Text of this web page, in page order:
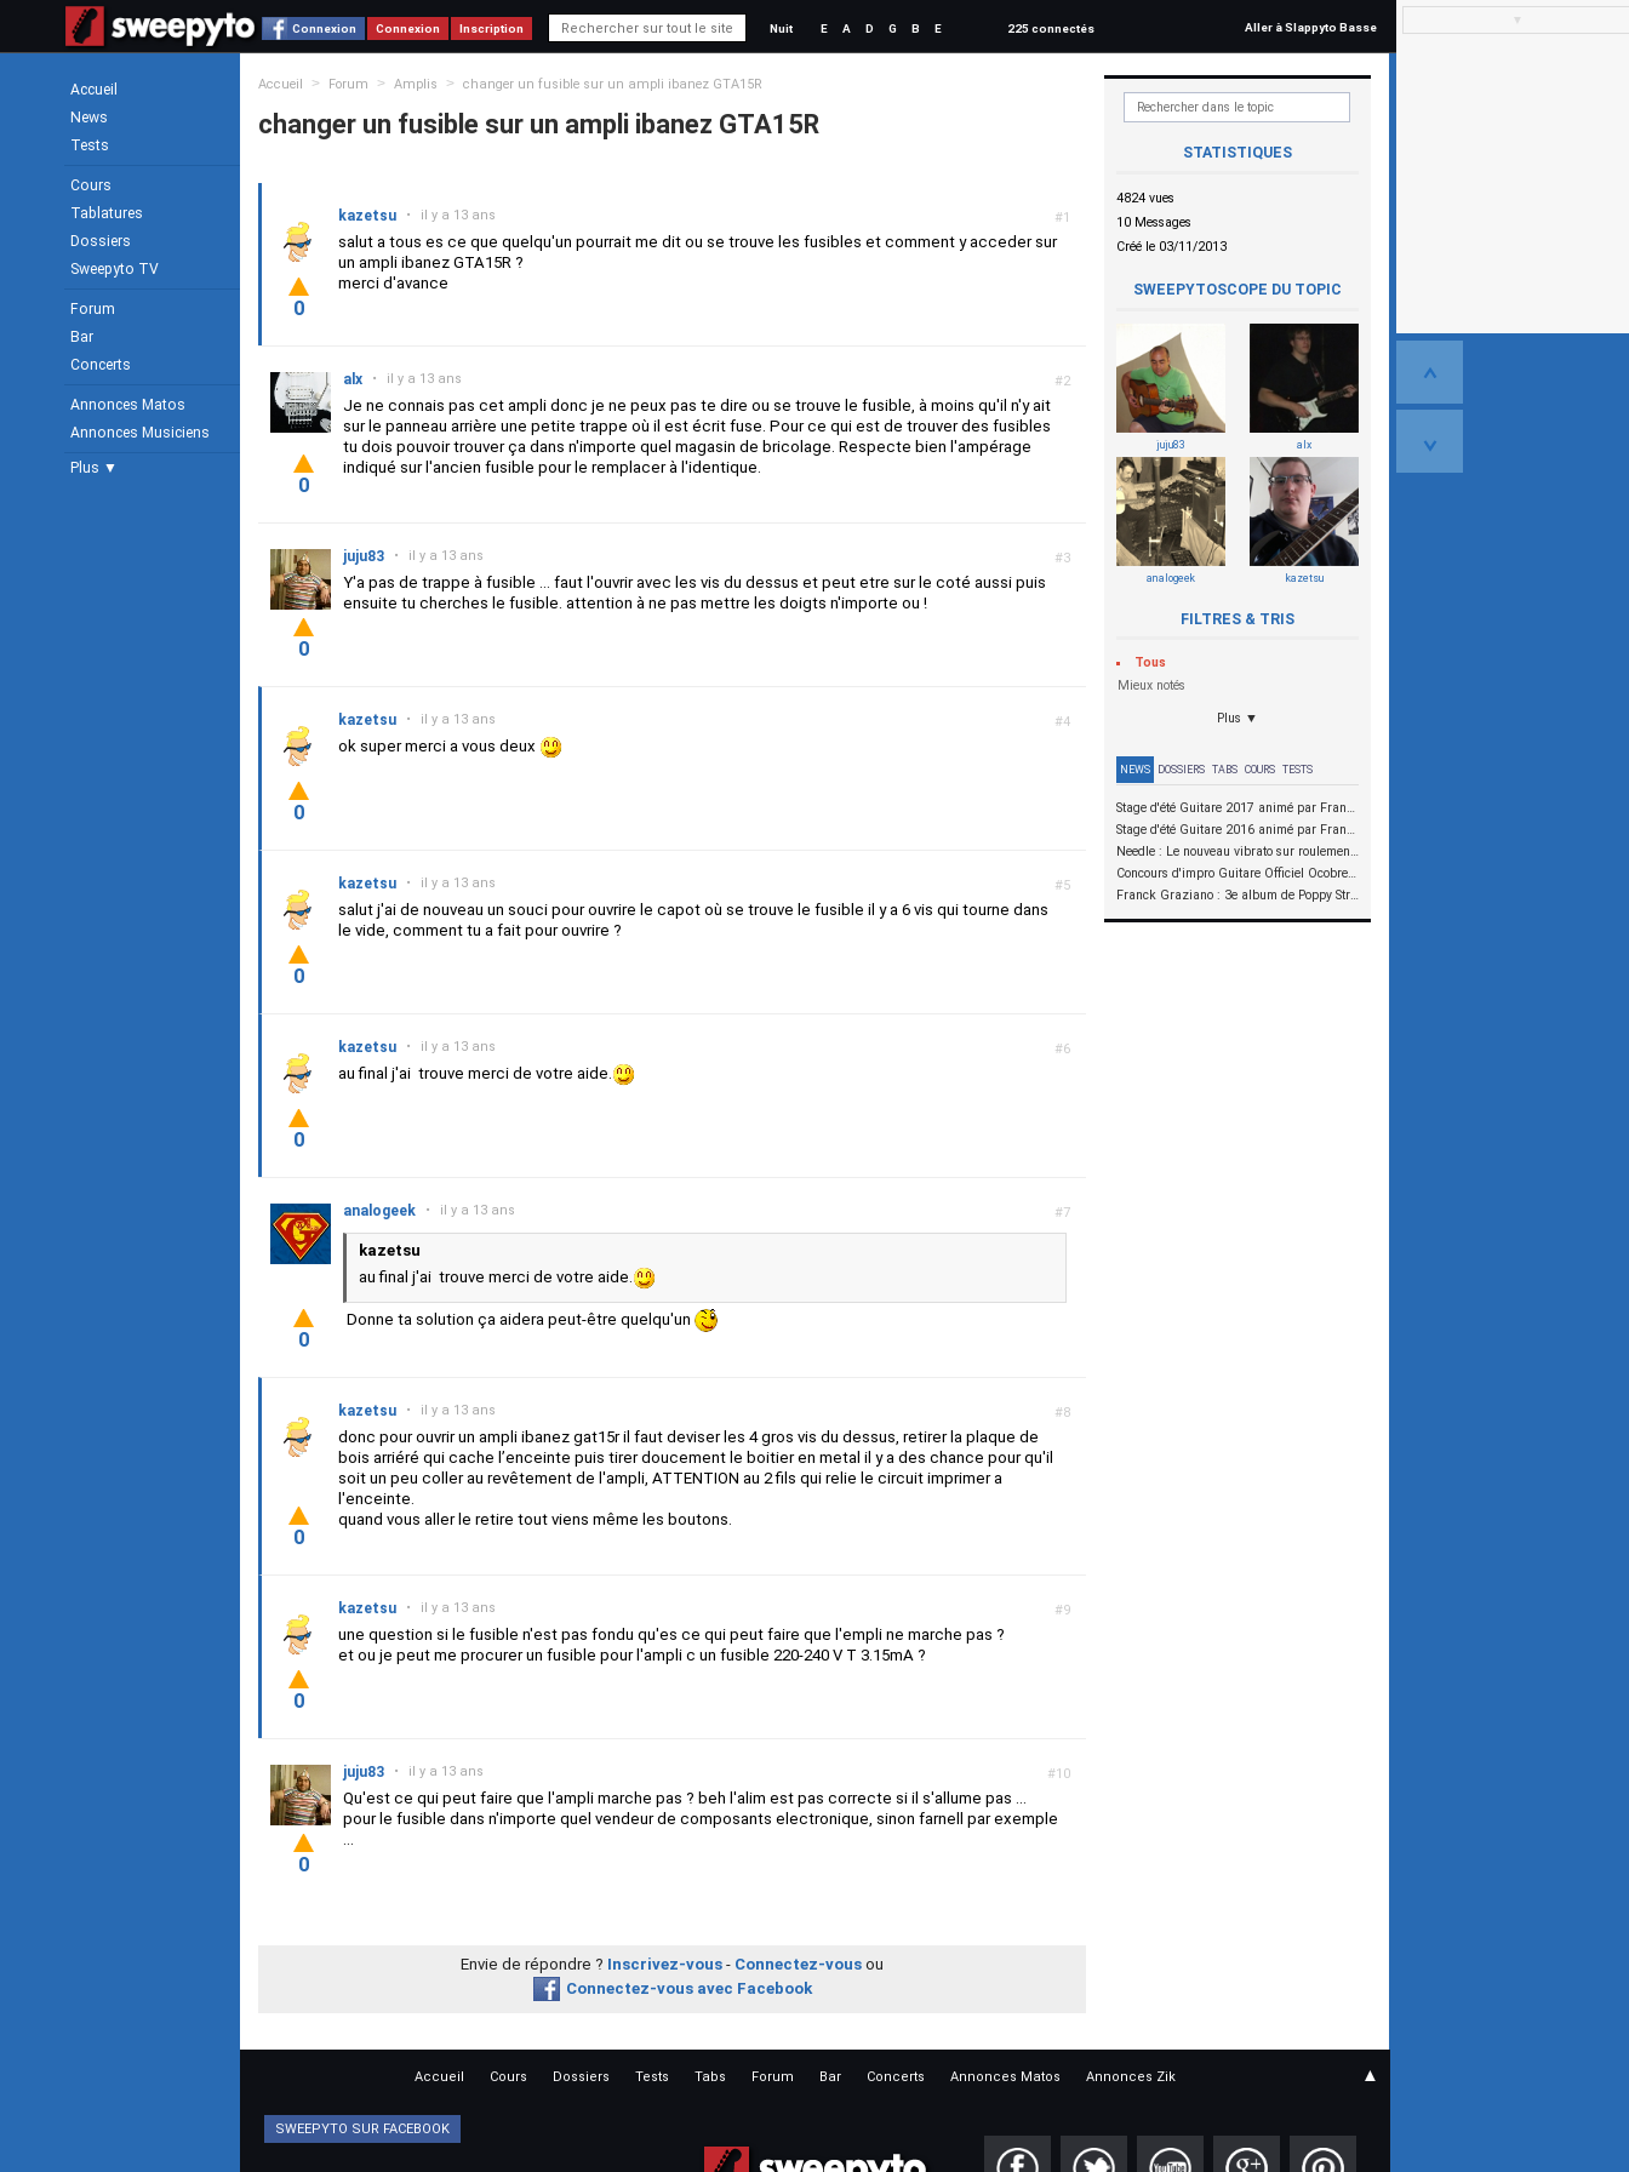
Connexion Connexion Inscription Nuit E A D G B E 225 connectés Aller à Slappyto Basse
Accueil
News
Tests
Cours
Tablatures
Dossiers
Sweepyto TV
Forum
Bar
Concerts
Annonces Matos
Annonces Musiciens
Plus ▼
Accueil > Forum > Amplis > changer un fusible sur un ampli ibanez GTA15R
changer un fusible sur un ampli ibanez GTA15R
STATISTIQUES
4824 vues
10 Messages
Créé le 03/11/2013
SWEEPYTOSCOPE DU TOPIC
juju83 alx
analogeek kazetsu
FILTRES & TRIS
Tous
Mieux notés
Plus ▼
NEWS DOSSIERS TABS COURS TESTS
Stage d'été Guitare 2017 animé par Franck Graziano et Julien Bouvier
Stage d'été Guitare 2016 animé par Franck Graziano et Julien Bouvier
Needle : Le nouveau vibrato sur roulements à aiguilles
Concours d'impro Guitare Officiel Ocobre 2015 - Christophe Godin
Franck Graziano : 3e album de Poppy Street en précommande
#1
kazetsu • il y a 13 ans
salut a tous es ce que quelqu'un pourrait me dit ou se trouve les fusibles et comment y acceder sur
un ampli ibanez GTA15R ?
merci d'avance
0
#2
alx • il y a 13 ans
Je ne connais pas cet ampli donc je ne peux pas te dire ou se trouve le fusible, à moins qu'il n'y ait
sur le panneau arrière une petite trappe où il est écrit fuse. Pour ce qui est de trouver des fusibles
tu dois pouvoir trouver ça dans n'importe quel magasin de bricolage. Respecte bien l'ampérage
indiqué sur l'ancien fusible pour le remplacer à l'identique.
0
#3
juju83 • il y a 13 ans
Y'a pas de trappe à fusible ... faut l'ouvrir avec les vis du dessus et peut etre sur le coté aussi puis
ensuite tu cherches le fusible. attention à ne pas mettre les doigts n'importe ou !
0
#4
kazetsu • il y a 13 ans
ok super merci a vous deux
0
#5
kazetsu • il y a 13 ans
salut j'ai de nouveau un souci pour ouvrire le capot où se trouve le fusible il y a 6 vis qui tourne dans
le vide, comment tu a fait pour ouvrire ?
0
#6
kazetsu • il y a 13 ans
au final j'ai trouve merci de votre aide.
0
#7
analogeek • il y a 13 ans
kazetsu
au final j'ai trouve merci de votre aide.
Donne ta solution ça aidera peut-être quelqu'un
0
#8
kazetsu • il y a 13 ans
donc pour ouvrir un ampli ibanez gat15r il faut deviser les 4 gros vis du dessus, retirer la plaque de
bois arriéré qui cache l’enceinte puis tirer doucement le boitier en metal il y a des chance pour qu'il
soit un peu coller au revêtement de l'ampli, ATTENTION au 2 fils qui relie le circuit imprimer a
l'enceinte.
quand vous aller le retire tout viens même les boutons.
0
#9
kazetsu • il y a 13 ans
une question si le fusible n'est pas fondu qu'es ce qui peut faire que l'empli ne marche pas ?
et ou je peut me procurer un fusible pour l'ampli c un fusible 220-240 V T 3.15mA ?
0
#10
juju83 • il y a 13 ans
Qu'est ce qui peut faire que l'ampli marche pas ? beh l'alim est pas correcte si il s'allume pas ...
pour le fusible dans n'importe quel vendeur de composants electronique, sinon farnell par exemple
...
0
Envie de répondre ? Inscrivez-vous - Connectez-vous ou
Connectez-vous avec Facebook
▼
Accueil Cours Dossiers Tests Tabs Forum Bar Concerts Annonces Matos Annonces Zik ▲
SWEEPYTO SUR FACEBOOK